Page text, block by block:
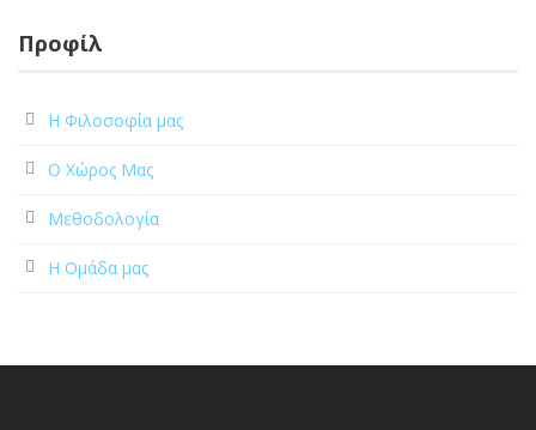
Προφίλ
Η Φιλοσοφία μας
Ο Χώρος Μας
Μεθοδολογία
Η Ομάδα μας